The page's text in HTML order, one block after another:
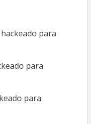
para
para
para